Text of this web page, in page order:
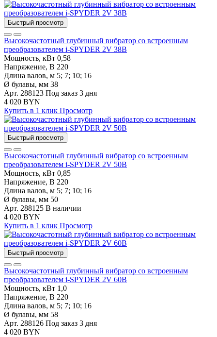
Быстрый просмотр
Высокочастотный глубинный вибратор со встроенным
преобразователем i-SPYDER 2V 38B
Мощность, кВт 0,58
Напряжение, В 220
Длина валов, м 5; 7; 10; 16
Ø булавы, мм 38
Арт. 288123 Под заказ 3 дня
4 020 BYN
Купить в 1 клик Просмотр
Быстрый просмотр
Высокочастотный глубинный вибратор со встроенным
преобразователем i-SPYDER 2V 50B
Мощность, кВт 0,85
Напряжение, В 220
Длина валов, м 5; 7; 10; 16
Ø булавы, мм 50
Арт. 288125 В наличии
4 020 BYN
Купить в 1 клик Просмотр
Быстрый просмотр
Высокочастотный глубинный вибратор со встроенным
преобразователем i-SPYDER 2V 60B
Мощность, кВт 1,0
Напряжение, В 220
Длина валов, м 5; 7; 10; 16
Ø булавы, мм 58
Арт. 288126 Под заказ 3 дня
4 020 BYN